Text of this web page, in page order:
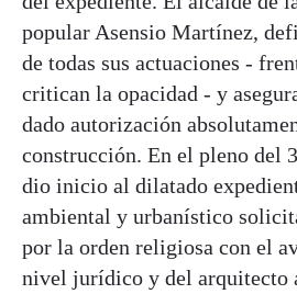
popular Asensio Martínez,
de todas sus actuaciones -
critican la opacidad - y
dado autorización
construcción. En el pleno del
dio inicio al dilatado
ambiental y urbanístico
por la orden religiosa con el
nivel jurídico y del arquitecto